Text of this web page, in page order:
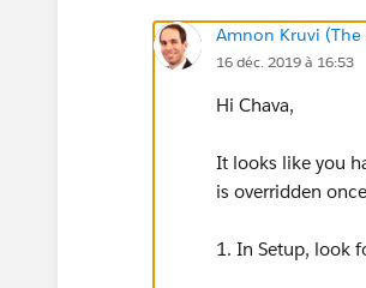
Amnon Kruvi
16 déc. 2019 à 16:53
Hi Chava,
It looks like you
is overridden
1. In Setup, look